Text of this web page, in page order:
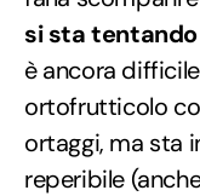
si sta
è ancora
ortofrutticolo
ortaggi, ma sta
reperibile